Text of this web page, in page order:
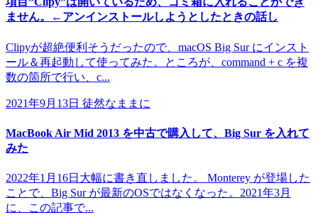
ません。←アンインストールしようとしたときの話し
Clipyが超絶便利そうだったので、macOS Big Sur にインスト
ール＆再起動して使ってみた。ところが、command + c を複
数の箇所で行い、c...
2021年9月13日 徒然なままに
MacBook Air Mid 2013 を中古で購入して、Big Sur を入れて
みた
2022年1月16日大幅に書き直しました。 Monterey が登場した
ことで、Big Sur が最新のOSではなくなった。2021年3月
に、この記事で...